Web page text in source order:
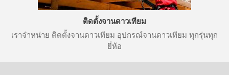
ติดตั้งจานดาวเทียม
เราจำหน่าย ติดตั้งจานดาวเทียม อุปกรณ์จานดาวเทียม ทุกรุ่นทุก
ยี่ห้อ